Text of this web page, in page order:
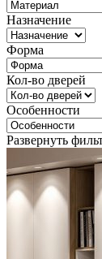
Назначение
Форма
Кол-во дверей
Особенности
Развернуть